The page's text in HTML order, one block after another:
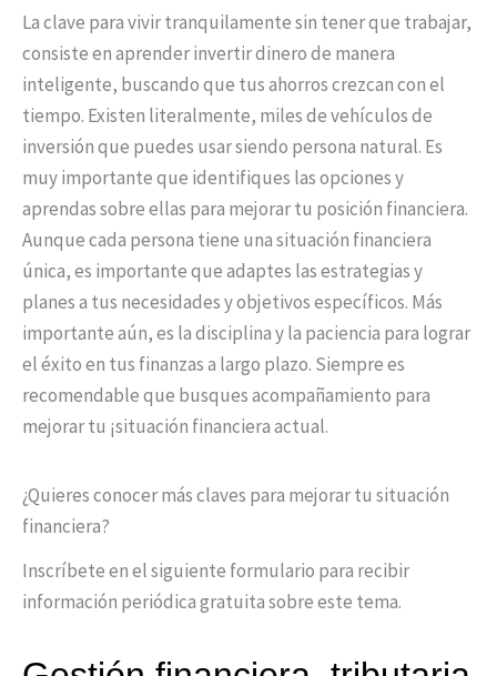
La clave para vivir tranquilamente sin tener que trabajar,
consiste en aprender invertir dinero de manera
inteligente, buscando que tus ahorros crezcan con el
tiempo. Existen literalmente, miles de vehículos de
inversión que puedes usar siendo persona natural. Es
muy importante que identifiques las opciones y
aprendas sobre ellas para mejorar tu posición financiera.
Aunque cada persona tiene una situación financiera
única, es importante que adaptes las estrategias y
planes a tus necesidades y objetivos específicos. Más
importante aún, es la disciplina y la paciencia para lograr
el éxito en tus finanzas a largo plazo. Siempre es
recomendable que busques acompañamiento para
mejorar tu ¡situación financiera actual.
¿Quieres conocer más claves para mejorar tu situación
financiera?
Inscríbete en el siguiente formulario para recibir
información periódica gratuita sobre este tema.